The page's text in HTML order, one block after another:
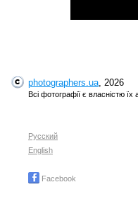
photographers.ua, 2026
Всі фотографії є власністю їх
Русский
English
Facebook